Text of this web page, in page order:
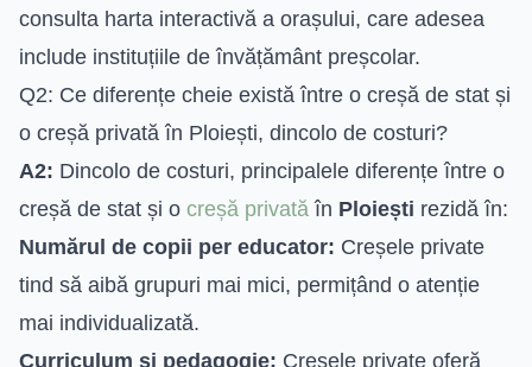
consulta harta interactivă a orașului, care adesea
include instituțiile de învățământ preșcolar.
Q2: Ce diferențe cheie există între o creșă de stat și
o creșă privată în Ploiești, dincolo de costuri?
A2: Dincolo de costuri, principalele diferențe între o
creșă de stat și o creșă privată în Ploiești rezidă în:
Numărul de copii per educator: Creșele private
tind să aibă grupuri mai mici, permițând o atenție
mai individualizată.
Curriculum și pedagogie: Creșele private oferă